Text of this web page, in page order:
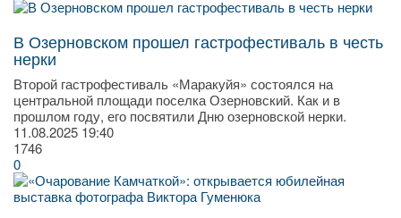
В Озерновском прошел гастрофестиваль в честь
нерки
Второй гастрофестиваль «Маракуйя» состоялся на
центральной площади поселка Озерновский. Как и в
прошлом году, его посвятили Дню озерновской нерки.
11.08.2025 19:40
1746
0